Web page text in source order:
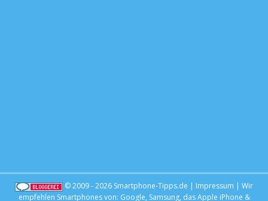
© 2009 - 2026 Smartphone-Tipps.de | Impressum | Wir
empfehlen Smartphones von: Google, Samsung, dasApple iPhone &